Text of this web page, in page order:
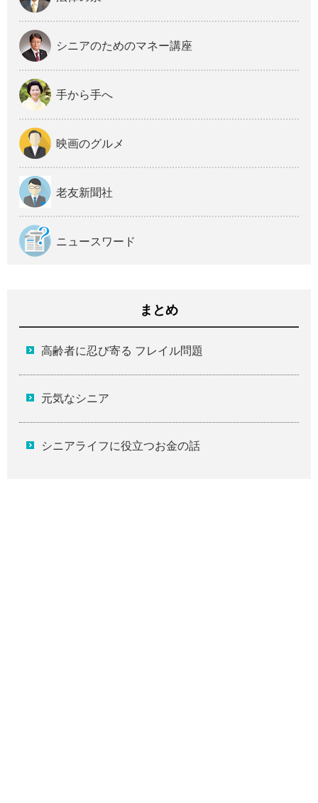
シニアのためのマネー講座
手から手へ
映画のグルメ
老友新聞社
ニュースワード
まとめ
高齢者に忍び寄る フレイル問題
元気なシニア
シニアライフに役立つお金の話